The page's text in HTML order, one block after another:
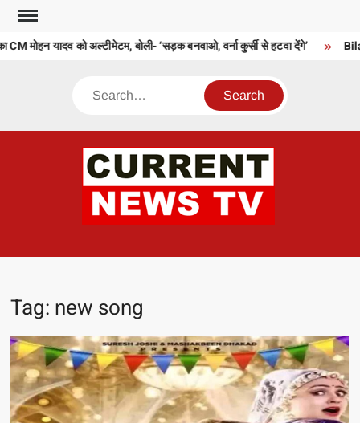
Skip
content
मोहन यादव को अल्टीमेटम, बोली- ‘सड़क बनवाओ, वर्ना कुर्सी से हटवा देंगे’
Search
Tag: new song